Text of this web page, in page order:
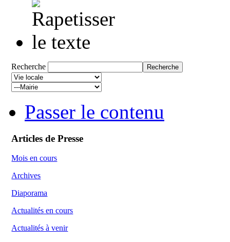
Recherche
Passer le contenu
Articles de Presse
Mois en cours
Archives
Diaporama
Actualités en cours
Actualités à venir